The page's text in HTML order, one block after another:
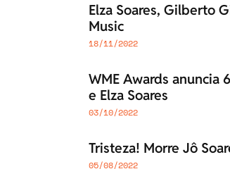
Elza Soares, Gilberto
Music
18/11/2022
WME Awards anuncia
e Elza Soares
03/10/2022
Tristeza! Morre Jô
05/08/2022